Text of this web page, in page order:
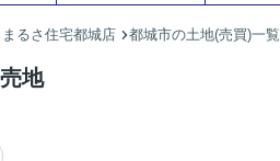
るさ住宅都城店 都城市の土地(売買)一覧
地